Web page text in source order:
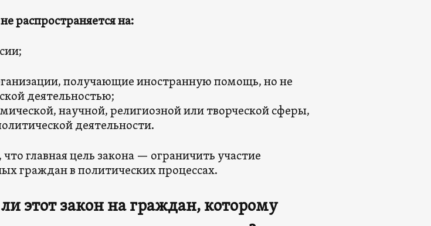
распространяется на:
получающие иностранную помощь, но не
деятельностью;
научной, религиозной или творческой сферы,
деятельности.
главная цель закона — ограничить участие
граждан в политических процессах.
этот закон на граждан, которому